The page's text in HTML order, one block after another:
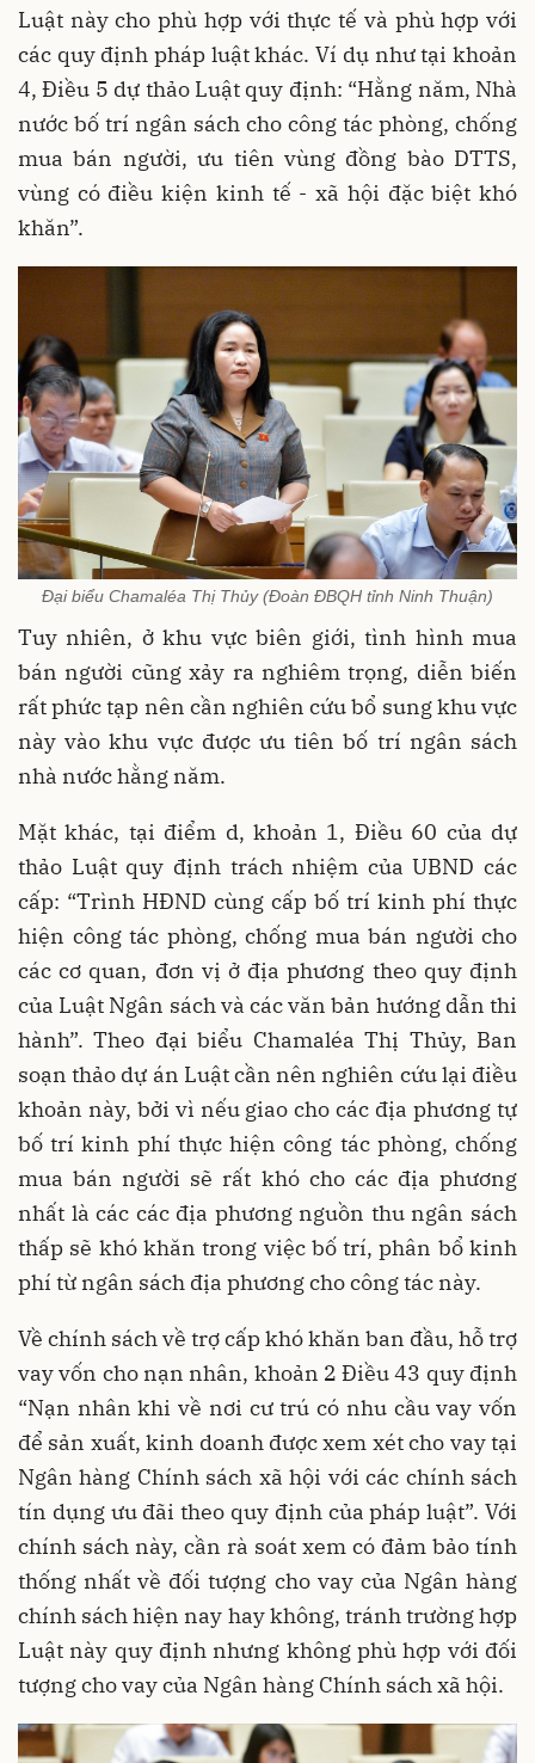
Luật này cho phù hợp với thực tế và phù hợp với
các quy định pháp luật khác. Ví dụ như tại khoản
4, Điều 5 dự thảo Luật quy định: “Hằng năm, Nhà
nước bố trí ngân sách cho công tác phòng, chống
mua bán người, ưu tiên vùng đồng bào DTTS,
vùng có điều kiện kinh tế - xã hội đặc biệt khó
khăn”.
Đại biểu Chamaléa Thị Thủy (Đoàn ĐBQH tỉnh Ninh Thuận)
Tuy nhiên, ở khu vực biên giới, tình hình mua
bán người cũng xảy ra nghiêm trọng, diễn biến
rất phức tạp nên cần nghiên cứu bổ sung khu vực
này vào khu vực được ưu tiên bố trí ngân sách
nhà nước hằng năm.
Mặt khác, tại điểm d, khoản 1, Điều 60 của dự
thảo Luật quy định trách nhiệm của UBND các
cấp: “Trình HĐND cùng cấp bố trí kinh phí thực
hiện công tác phòng, chống mua bán người cho
các cơ quan, đơn vị ở địa phương theo quy định
của Luật Ngân sách và các văn bản hướng dẫn thi
hành”. Theo đại biểu Chamaléa Thị Thủy, Ban
soạn thảo dự án Luật cần nên nghiên cứu lại điều
khoản này, bởi vì nếu giao cho các địa phương tự
bố trí kinh phí thực hiện công tác phòng, chống
mua bán người sẽ rất khó cho các địa phương
nhất là các các địa phương nguồn thu ngân sách
thấp sẽ khó khăn trong việc bố trí, phân bổ kinh
phí từ ngân sách địa phương cho công tác này.
Về chính sách về trợ cấp khó khăn ban đầu, hỗ trợ
vay vốn cho nạn nhân, khoản 2 Điều 43 quy định
“Nạn nhân khi về nơi cư trú có nhu cầu vay vốn
để sản xuất, kinh doanh được xem xét cho vay tại
Ngân hàng Chính sách xã hội với các chính sách
tín dụng ưu đãi theo quy định của pháp luật”. Với
chính sách này, cần rà soát xem có đảm bảo tính
thống nhất về đối tượng cho vay của Ngân hàng
chính sách hiện nay hay không, tránh trường hợp
Luật này quy định nhưng không phù hợp với đối
tượng cho vay của Ngân hàng Chính sách xã hội.